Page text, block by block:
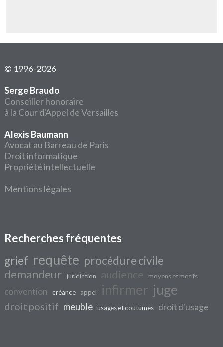
© 1996-2026
Serge Braudo
Conseiller honoraire
à la Cour d'Appel de Versailles
Alexis Baumann
Avocat au Barreau de Paris
Droit informatique
Propriété intellectuelle
Mentions légales
Recherches fréquentes
grief requête procédure civile
demandeur
juridiction audience moyens et motifs
convention créance appel infirmer juge
droit positif meuble usages et coutumes droit d'usage